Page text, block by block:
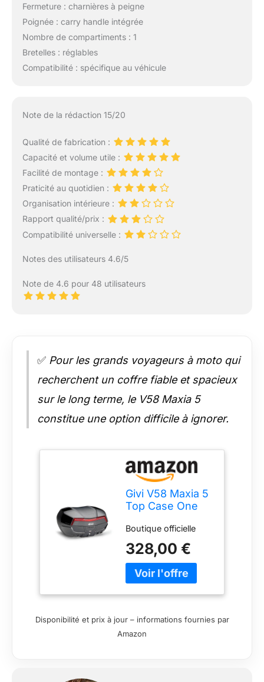
Fermeture : charnières à peigne
Poignée : carry handle intégrée
Nombre de compartiments : 1
Bretelles : réglables
Compatibilité : spécifique au véhicule
Note de la rédaction 15/20
Qualité de fabrication :
Capacité et volume utile :
Facilité de montage :
Praticité au quotidien :
Organisation intérieure :
Rapport qualité/prix :
Compatibilité universelle :
Notes des utilisateurs 4.6/5
Note de 4.6 pour 48 utilisateurs
✅ Pour les grands voyageurs à moto qui
recherchent un coffre fiable et spacieux
sur le long terme, le V58 Maxia 5
constitue une option difficile à ignorer.
Givi V58 Maxia 5
Top Case One
Boutique officielle
328,00 €
Disponibilité et prix à jour – informations fournies par
Amazon